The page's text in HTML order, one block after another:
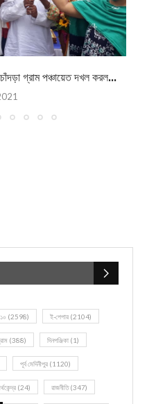
চাঁদড়া গ্রাম পঞ্চায়েত দখল করল...
(2598) ই-পেপার (2104)
(388) দিনপঞ্জিকা (1)
পূর্ব মেদিনীপুর (1120)
(24) রাজনীতি(347)